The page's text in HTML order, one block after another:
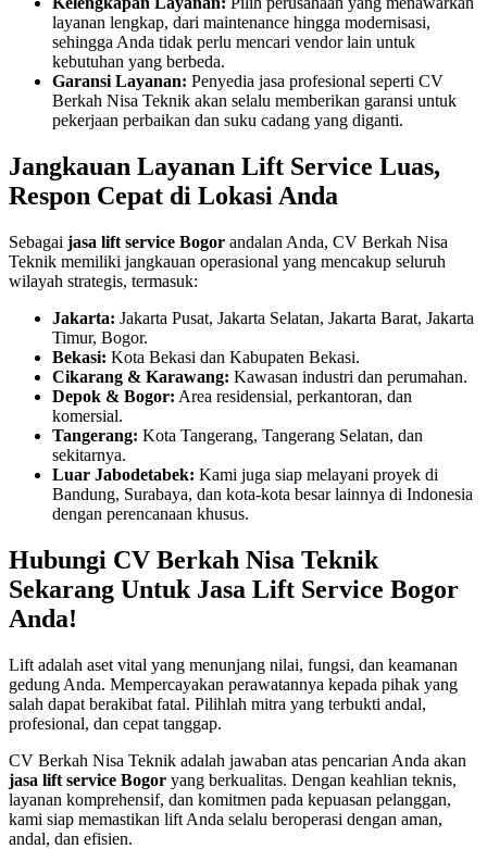
layanan lengkap, dari maintenance hingga modernisasi,
sehingga Anda tidak perlu mencari vendor lain untuk
kebutuhan yang berbeda.
Garansi Layanan: Penyedia jasa profesional seperti CV
Berkah Nisa Teknik akan selalu memberikan garansi untuk
pekerjaan perbaikan dan suku cadang yang diganti.
Jangkauan Layanan Lift Service Luas,
Respon Cepat di Lokasi Anda
Sebagai jasa lift service Bogor andalan Anda, CV Berkah Nisa
Teknik memiliki jangkauan operasional yang mencakup seluruh
wilayah strategis, termasuk:
Jakarta: Jakarta Pusat, Jakarta Selatan, Jakarta Barat, Jakarta
Timur, Bogor.
Bekasi: Kota Bekasi dan Kabupaten Bekasi.
Cikarang & Karawang: Kawasan industri dan perumahan.
Depok & Bogor: Area residensial, perkantoran, dan
komersial.
Tangerang: Kota Tangerang, Tangerang Selatan, dan
sekitarnya.
Luar Jabodetabek: Kami juga siap melayani proyek di
Bandung, Surabaya, dan kota-kota besar lainnya di Indonesia
dengan perencanaan khusus.
Hubungi CV Berkah Nisa Teknik
Sekarang Untuk Jasa Lift Service Bogor
Anda!
Lift adalah aset vital yang menunjang nilai, fungsi, dan keamanan
gedung Anda. Mempercayakan perawatannya kepada pihak yang
salah dapat berakibat fatal. Pilihlah mitra yang terbukti andal,
profesional, dan cepat tanggap.
CV Berkah Nisa Teknik adalah jawaban atas pencarian Anda akan
jasa lift service Bogor yang berkualitas. Dengan keahlian teknis,
layanan komprehensif, dan komitmen pada kepuasan pelanggan,
kami siap memastikan lift Anda selalu beroperasi dengan aman,
andal, dan efisien.